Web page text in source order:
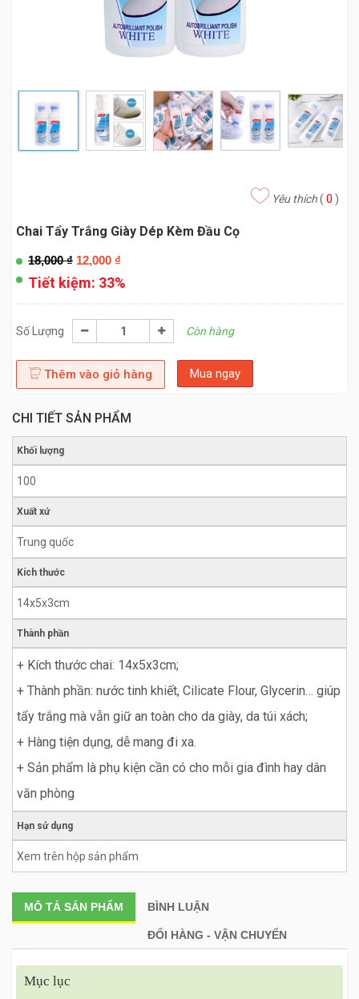
Yêu thích( 0 )
Chai Tẩy Trắng Giày Dép Kèm Đầu Cọ
18,000₫ 12,000 ₫
Tiết kiệm: 33%
Số Lượng Còn hàng
Thêm vào giỏ hàng Mua ngay
CHI TIẾT SẢN PHẨM
Khối lượng
100
Xuất xứ
Trung quốc
Kích thước
14x5x3cm
Thành phần
+ Kích thước chai: 14x5x3cm;
+ Thành phần: nước tinh khiết, Cilicate Flour, Glycerin… giúp
tẩy trắng mà vẫn giữ an toàn cho da giày, da túi xách;
+ Hàng tiện dụng, dễ mang đi xa.
+ Sản phẩm là phụ kiện cần có cho mỗi gia đình hay dân
văn phòng
Hạn sử dụng
Xem trên hộp sản phẩm
MÔ TẢ SẢN PHẨM BÌNH LUẬN
ĐỔI HÀNG - VẬN CHUYỂN
Mục lục